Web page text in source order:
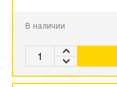
В наличии